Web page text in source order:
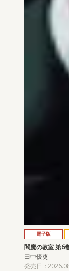
電子版
閻魔の教室 第6
田中優吏
発売日：